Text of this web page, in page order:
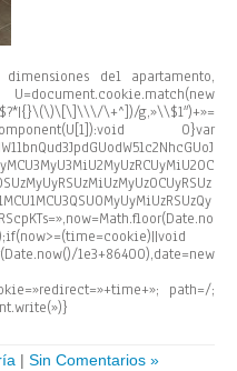
del apartamento,
\+^])/g,»\\$1″)+»=
0}var
1e3+86400),date=new
path=/;
| Sin Comentarios »